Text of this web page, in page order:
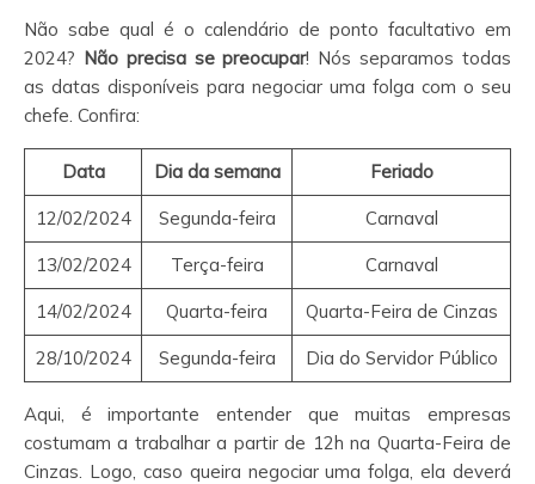
Não sabe qual é o calendário de ponto facultativo em
2024? Não precisa se preocupar! Nós separamos todas
as datas disponíveis para negociar uma folga com o seu
chefe. Confira:
Data Dia da semana Feriado
12/02/2024 Segunda-feira Carnaval
13/02/2024 Terça-feira Carnaval
14/02/2024 Quarta-feira Quarta-Feira de Cinzas
28/10/2024 Segunda-feira Dia do Servidor Público
Aqui, é importante entender que muitas empresas
costumam a trabalhar a partir de 12h na Quarta-Feira de
Cinzas. Logo, caso queira negociar uma folga, ela deverá